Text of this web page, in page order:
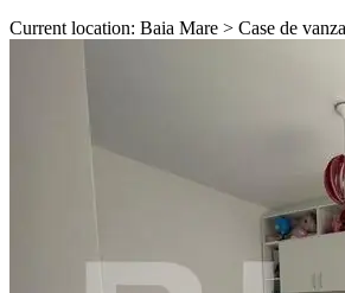
Current location: Baia Mare > Case de